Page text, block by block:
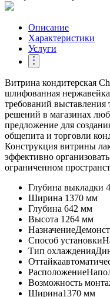
Описание
Характеристики
Услуги
Витрина кондитерская
шлифованная нержавейка
требований
решений в магазинах
предложение для
общепита и торговли
Конструкция витрины
эффективно
ограниченном
Глубина выкладки
Ширина 1370 мм
Глубина 642 мм
Высота 1264 мм
Назначение
Способ установки
Тип охлаждения
Оттайка
Расположение
Возможность
Ширина1370 мм